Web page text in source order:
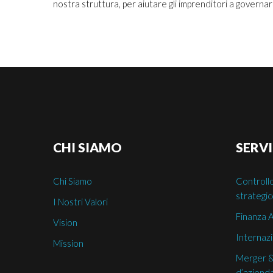
nostra struttura, per aiutare gli imprenditori a
CHI SIAMO
Chi Siamo
I Nostri Valori
Vision
Mission
Finanza
Merger